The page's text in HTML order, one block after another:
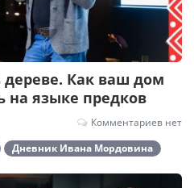
дереве. Как ваш дом
на языке предков
Комментариев нет
Дневник Ивана Мордовина